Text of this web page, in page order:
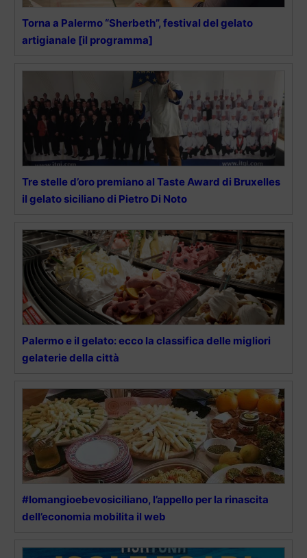
Torna a Palermo “Sherbeth”, festival del gelato
artigianale [il programma]
Tre stelle d’oro premiano al Taste Award di Bruxelles
il gelato siciliano di Pietro Di Noto
Palermo e il gelato: ecco la classifica delle migliori
gelaterie della città
#Iomangioebevosiciliano, l’appello per la rinascita
dell’economia mobilita il web